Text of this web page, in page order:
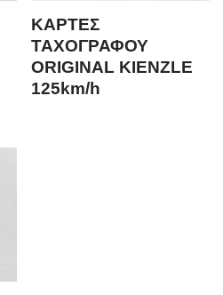
ΚΑΡΤΕΣ
ΤΑΧΟΓΡΑΦΟΥ
ORIGINAL KIENZLE
125km/h